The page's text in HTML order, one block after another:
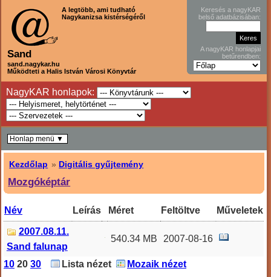
A legtöbb, ami tudható
Nagykanizsa kistérségéről
Sand
sand.nagykar.hu
Működteti a Halis István Városi Könyvtár
Keresés a nagyKAR
belső adatbázisában:
A nagyKAR honlapjai
betűrendben:
NagyKAR honlapok:
Kezdőlap » Digitális gyűjtemény
Mozgóképtár
Név Leírás Méret Feltöltve Műveletek
2007.08.11.
Sand falunap
540.34 MB 2007-08-16
10 20 30 Lista nézet Mozaik nézet
Honlap menü ▼